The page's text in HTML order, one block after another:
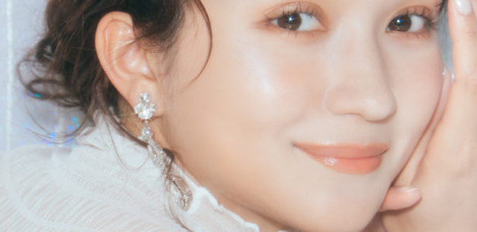
とに効果のあるこだわりの7種類の美容成分を配合しました。
フラーレン、レチノール※3、セラミドNP、加水分解コラーゲン、3Dヒアルロン酸※4、シロバナルーピ
ス、パルミトイルヘキサペプチド-12
※1 メイクアップ効果による ※2 年齢に応じたケア ※3 パルミチン酸レチノール ※4 ヒアルロン酸ク
マーNa （※3~4 全て保湿成分）